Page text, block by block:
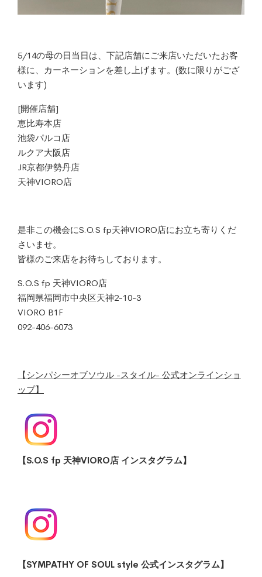
5/14の母の日当日は、下記店舗にご来店いただいたお客
様に、カーネーションを差し上げます。(数に限りがござ
います)
[開催店舗]
恵比寿本店
池袋パルコ店
ルクア大阪店
JR京都伊勢丹店
天神VIORO店
是非この機会にS.O.S fp天神VIORO店にお立ち寄りくだ
さいませ。
皆様のご来店をお待ちしております。
S.O.S fp 天神VIORO店
福岡県福岡市中央区天神2-10-3
VIORO B1F
092-406-6073
【シンパシーオブソウル -スタイル- 公式オンラインショ
ップ】
【S.O.S fp 天神VIORO店 インスタグラム】
【SYMPATHY OF SOUL style 公式インスタグラム】